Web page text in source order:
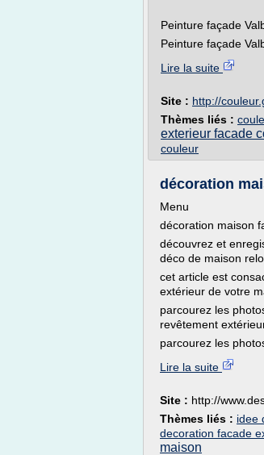
Peinture façade
Peinture façade
Lire la suite
Site : http://
Thèmes liés :
exterieur facade
couleur
décoration
Menu
décoration maison
découvrez et
déco de maison
cet article est
extérieur de votre
parcourez les
revêtement
parcourez les
Lire la suite
Site : http://
Thèmes liés : idee
decoration facade
maison